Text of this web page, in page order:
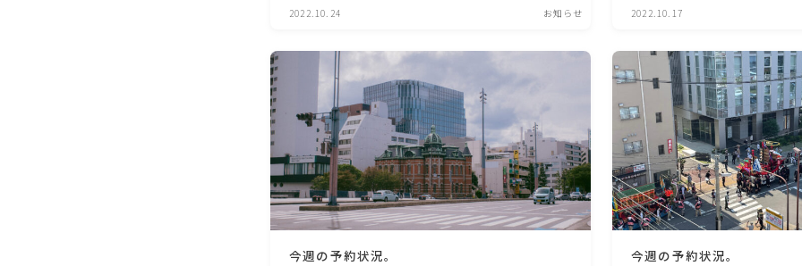
2022.10.24 お知らせ 2022.10.17
今週の予約状況。 今週の予約状況。